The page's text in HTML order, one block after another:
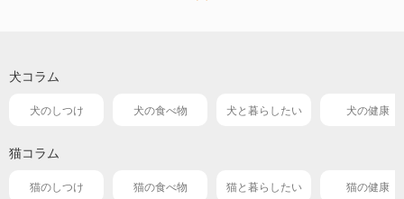
犬コラム
犬のしつけ 犬の食べ物 犬と暮らしたい 犬の健康
猫コラム
猫のしつけ 猫の食べ物 猫と暮らしたい 猫の健康